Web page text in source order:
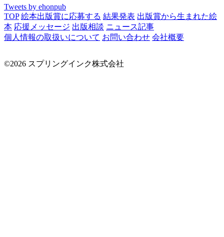
Tweets by ehonpub
TOP 絵本出版賞に応募する 結果発表 出版賞から生まれた絵
本 応援メッセージ 出版相談 ニュース記事
個人情報の取扱いについて お問い合わせ 会社概要
©2026 スプリングインク株式会社